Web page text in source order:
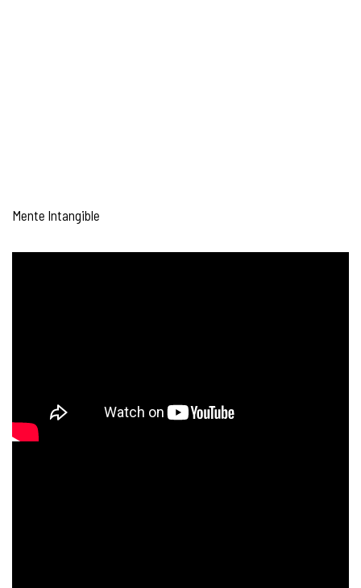
Mente Intangible